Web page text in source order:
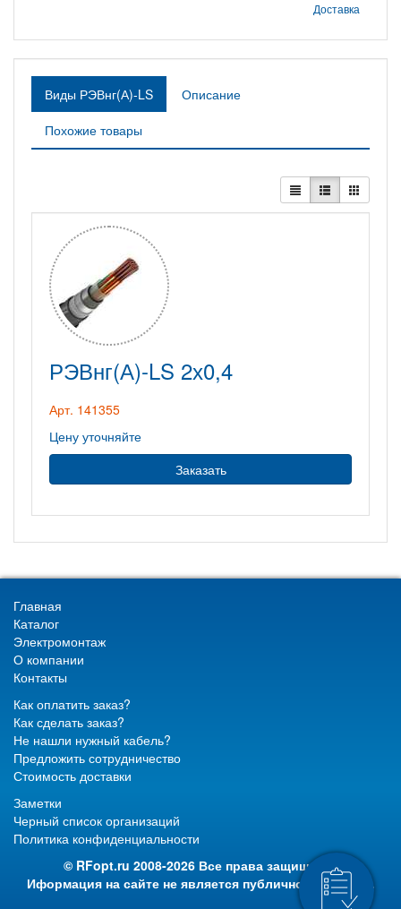
Доставка
Виды РЭВнг(А)-LS
Описание
Похожие товары
РЭВнг(А)-LS 2х0,4
Арт. 141355
Цену уточняйте
Заказать
Главная
Каталог
Электромонтаж
О компании
Контакты
Как оплатить заказ?
Как сделать заказ?
Не нашли нужный кабель?
Предложить сотрудничество
Стоимость доставки
Заметки
Черный список организаций
Политика конфиденциальности
© RFopt.ru 2008-2026 Все права защищены.
Иформация на сайте не является публичной офертой.